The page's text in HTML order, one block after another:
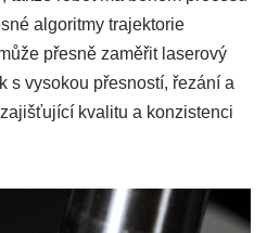
algoritmy trajektorie
přesně zaměřit laserový
s vysokou přesností, řezání a
kvalitu a konzistenci